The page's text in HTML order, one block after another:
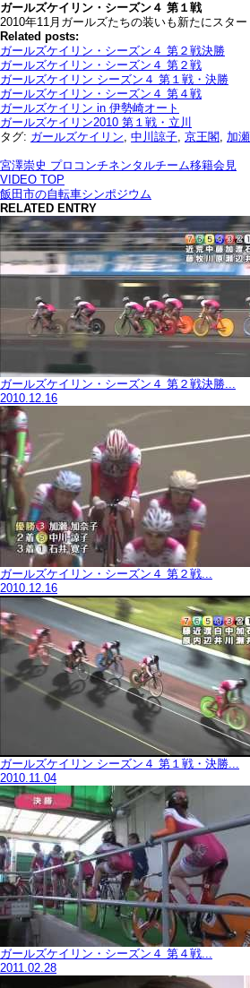
ガールズケイリン・シーズン４ 第１戦
2010年11月ガールズたちの装いも新たにスタ
Related posts:
ガールズケイリン・シーズン４ 第２戦決勝
ガールズケイリン・シーズン４ 第２戦
ガールズケイリン シーズン４ 第１戦・決勝
ガールズケイリン・シーズン４ 第４戦
ガールズケイリン in 伊勢崎オート
ガールズケイリン2010 第１戦・立川
タグ: ガールズケイリン, 中川諒子, 京王閣, 加
宮澤崇史 プロコンチネンタルチーム移籍会見
VIDEO TOP
飯田市の自転車シンポジウム
RELATED ENTRY
ガールズケイリン・シーズン４ 第２戦決勝...
2010.12.16
ガールズケイリン・シーズン４ 第２戦...
2010.12.16
ガールズケイリン シーズン４ 第１戦・決勝...
2010.11.04
ガールズケイリン・シーズン４ 第４戦...
2011.02.28